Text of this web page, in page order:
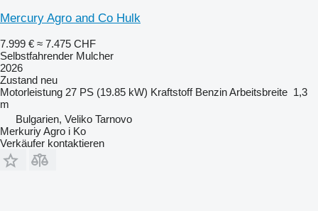
Mercury Agro and Co Hulk
7.999 € ≈ 7.475 CHF
Selbstfahrender Mulcher
2026
Zustand neu
Motorleistung 27 PS (19.85 kW) Kraftstoff BenzinArbeitsbreite 1,3
m
Bulgarien, Veliko Tarnovo
Merkuriy Agro i Ko
Verkäufer kontaktieren